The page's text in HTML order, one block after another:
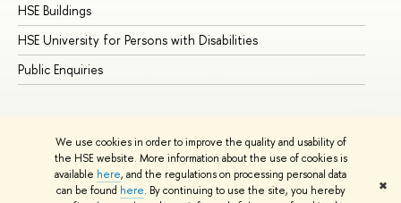
We use cookies in order to improve the quality and usability of
the HSE website. More information about the use of cookies is
available here, and the regulations on processing personal data
can be found here. By continuing to use the site, you hereby
✖
HSE Buildings
HSE University for Persons with Disabilities
Public Enquiries
© HSE University 1993–2026 Contacts Copyright Privacy Policy